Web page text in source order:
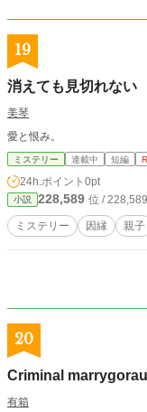
19
消えても見切れない
美琴
愛と恨み。
ミステリー 連載中 短編
24h.ポイント 0pt
小説 228,589 位 /
ミステリー 因縁 親子
20
Criminal
有箱